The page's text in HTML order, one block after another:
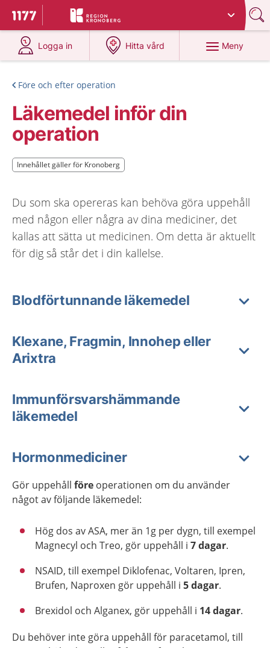
Till startsidan för 1177
Du har valt region
Logga in
på 1177.se
Hitta vård
på 1177.se
Meny
Före och efter operation
Läkemedel inför din
operation
Innehållet gäller för Kronoberg
Innehållet gäller för Kronoberg
Du som ska opereras kan behöva göra uppehåll
med någon eller några av dina mediciner, det
kallas att sätta ut medicinen. Om detta är aktuellt
för dig så står det i din kallelse.
Blodförtunnande läkemedel
Klexane, Fragmin, Innohep eller
Arixtra
Immunförsvarshämmande
läkemedel
Hormonmediciner
Gör uppehåll före operationen om du använder
något av följande läkemedel:
Hög dos av ASA, mer än 1g per dygn, till exempel
Magnecyl och Treo, gör uppehåll i 7 dagar.
NSAID, till exempel Diklofenac, Voltaren, Ipren,
Brufen, Naproxen gör uppehåll i 5 dagar.
Brexidol och Alganex, gör uppehåll i 14 dagar.
Du behöver inte göra uppehåll för paracetamol, till